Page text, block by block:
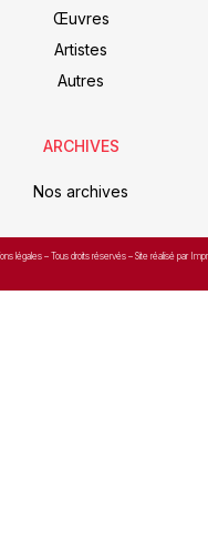
Œuvres
Artistes
Autres
ARCHIVES
Nos archives
légales – Tous droits réservés – Site réalisé par